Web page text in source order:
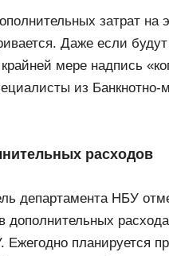
затрат на
Даже если
мере надпись
из Банкнотно-
расходов
департамента НБУ
дополнительных
Ежегодно планируется